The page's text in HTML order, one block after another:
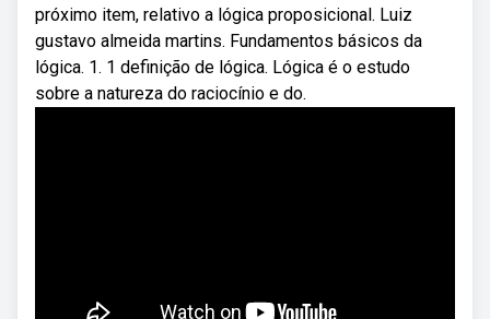
próximo item, relativo a lógica proposicional. Luiz
gustavo almeida martins. Fundamentos básicos da
lógica. 1. 1 definição de lógica. Lógica é o estudo
sobre a natureza do raciocínio e do.